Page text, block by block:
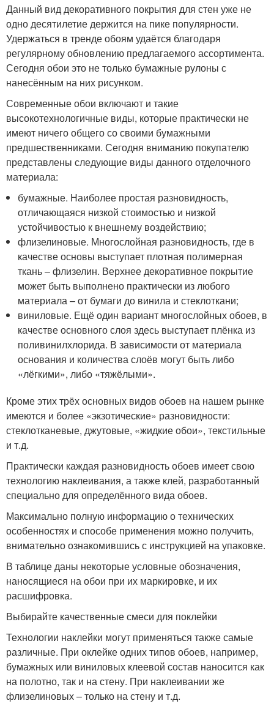
Данный вид декоративного покрытия для стен уже не
одно десятилетие держится на пике популярности.
Удержаться в тренде обоям удаётся благодаря
регулярному обновлению предлагаемого ассортимента.
Сегодня обои это не только бумажные рулоны с
нанесённым на них рисунком.
Современные обои включают и такие
высокотехнологичные виды, которые практически не
имеют ничего общего со своими бумажными
предшественниками. Сегодня вниманию покупателю
представлены следующие виды данного отделочного
материала:
бумажные. Наиболее простая разновидность,
отличающаяся низкой стоимостью и низкой
устойчивостью к внешнему воздействию;
флизелиновые. Многослойная разновидность, где в
качестве основы выступает плотная полимерная
ткань – флизелин. Верхнее декоративное покрытие
может быть выполнено практически из любого
материала – от бумаги до винила и стеклоткани;
виниловые. Ещё один вариант многослойных обоев, в
качестве основного слоя здесь выступает плёнка из
поливинилхлорида. В зависимости от материала
основания и количества слоёв могут быть либо
«лёгкими», либо «тяжёлыми».
Кроме этих трёх основных видов обоев на нашем рынке
имеются и более «экзотические» разновидности:
стеклотканевые, джутовые, «жидкие обои», текстильные
и т.д.
Практически каждая разновидность обоев имеет свою
технологию наклеивания, а также клей, разработанный
специально для определённого вида обоев.
Максимально полную информацию о технических
особенностях и способе применения можно получить,
внимательно ознакомившись с инструкцией на упаковке.
В таблице даны некоторые условные обозначения,
наносящиеся на обои при их маркировке, и их
расшифровка.
Выбирайте качественные смеси для поклейки
Технологии наклейки могут применяться также самые
различные. При оклейке одних типов обоев, например,
бумажных или виниловых клеевой состав наносится как
на полотно, так и на стену. При наклеивании же
флизелиновых – только на стену и т.д.